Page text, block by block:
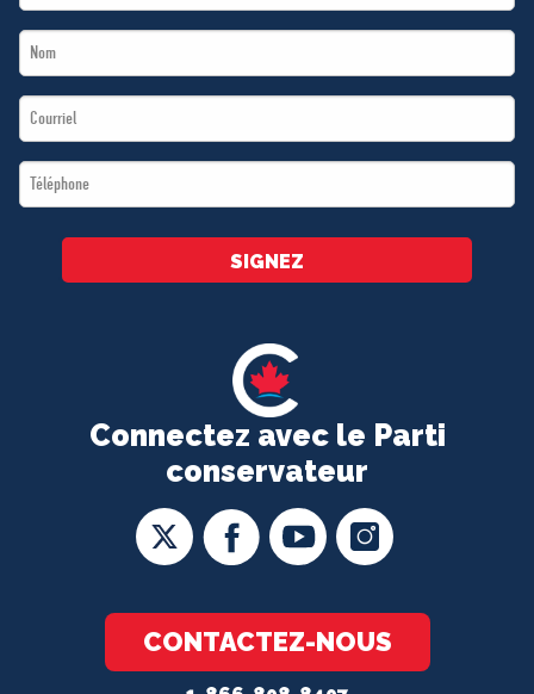
Connectez avec le Parti
conservateur
CONTACTEZ-NOUS
Name
Last
Name
Email
*
Téléphone
*
SIGNEZ